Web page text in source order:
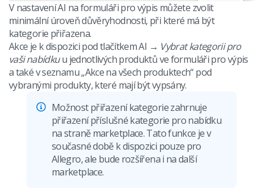
V nastavení AI na formuláři pro výpis můžete zvolit
minimální úroveň důvěryhodnosti, při které má být
kategorie přiřazena.
Akce je k dispozici pod tlačítkem AI → Vybrat kategorii pro
vaši nabídkuu jednotlivých produktů ve formuláři pro výpis
a také v seznamu „Akce na všech produktech“ pod
vybranými produkty, které mají být vypsány.
Možnost přiřazení kategorie zahrnuje
přiřazení příslušné kategorie pro nabídku
na straně marketplace. Tato funkce je v
současné době k dispozici pouze pro
Allegro, ale bude rozšířena i na další
marketplace.